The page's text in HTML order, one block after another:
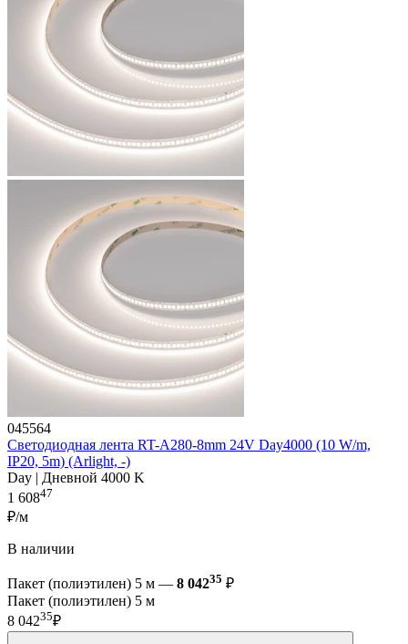
045564
Светодиодная лента RT-A280-8mm 24V Day4000 (10 W/m,
IP20, 5m) (Arlight, -)
Day | Дневной 4000 K
1 60847
₽/м
В наличии
Пакет (полиэтилен) 5 м — 8 04235 ₽
Пакет (полиэтилен) 5 м
8 04235₽